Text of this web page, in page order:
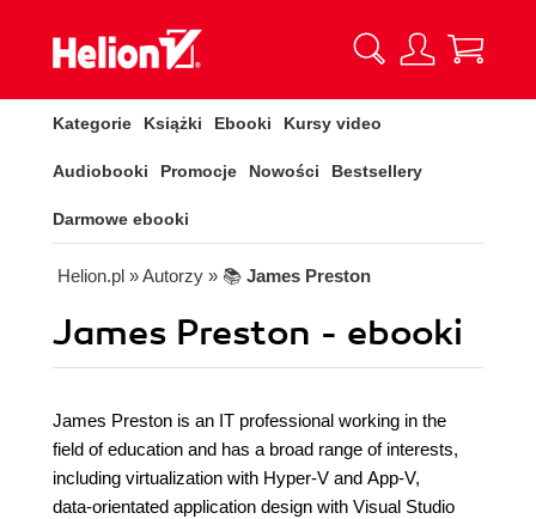
Kategorie Książki Ebooki Kursy video
Audiobooki Promocje Nowości Bestsellery
Darmowe ebooki
Helion.pl » Autorzy » 📚 James Preston
James Preston - ebooki
James Preston is an IT professional working in the
field of education and has a broad range of interests,
including virtualization with Hyper-V and App-V,
data-orientated application design with Visual Studio